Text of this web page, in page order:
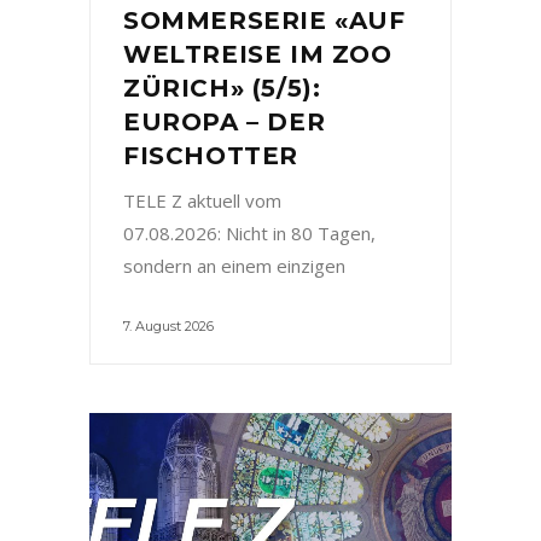
SOMMERSERIE «AUF
WELTREISE IM ZOO
ZÜRICH» (5/5):
EUROPA – DER
FISCHOTTER
TELE Z aktuell vom
07.08.2026: Nicht in 80 Tagen,
sondern an einem einzigen
7. August 2026